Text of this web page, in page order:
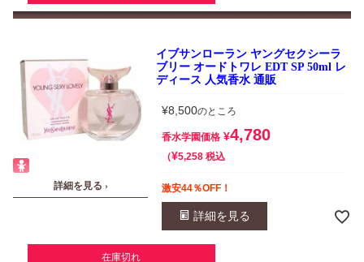
詳細を見る ›
イブサンローラン ヤングセクシーラ
ブリー オードトワレ EDT SP 50ml レ
ディース 人気香水 通販
¥8,500のところ
香水学園価格 ¥4,780
¥5,258 税込
激安44％OFF！
詳細を見る
在庫切れ